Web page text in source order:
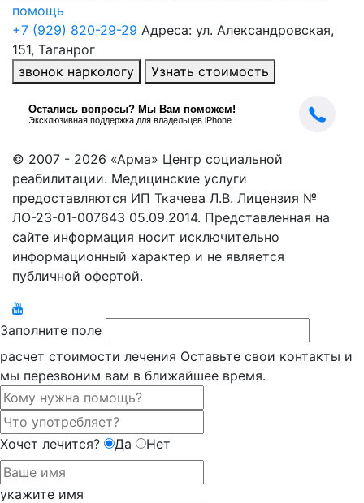
помощь
+7 (929) 820-29-29 Адреса: ул. Александровская,
151, Таганрог
звонок наркологу
Узнать стоимость
© 2007 - 2026 «Арма» Центр социальной
реабилитации. Медицинские услуги
предоставляются ИП Ткачева Л.В. Лицензия №
ЛО-23-01-007643 05.09.2014. Представленная на
сайте информация носит исключительно
информационный характер и не является
публичной офертой.
Заполните поле
расчет стоимости лечения Оставьте свои контакты и
мы перезвоним вам в ближайшее время.
Хочет лечится? Да Нет
укажите имя